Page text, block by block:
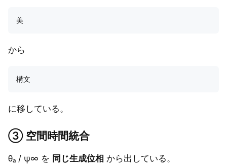
から
に移している。
③ 空間時間統合
θₐ / ψ∞ を 同じ生成位相 から出している。